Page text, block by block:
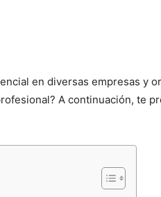
en diversas empresas y
A continuación, te